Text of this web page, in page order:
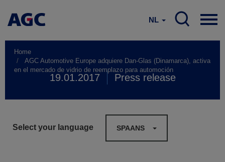
NL
Home
AGC Automotive Europe adquiere Dan-Glas (Dinamarca), activa
en el mercado de vidrio de reemplazo para automoción
19.01.2017 Press release
Select your language SPAANS